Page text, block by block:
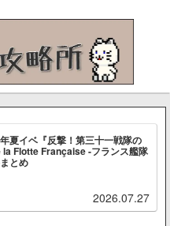
夏イベ『反撃！第三十一戦隊の
la Flotte Française -フランス艦隊
とめ
2026.07.27